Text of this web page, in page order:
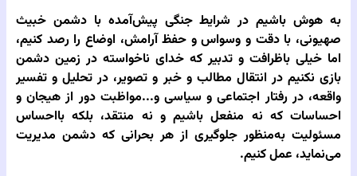
به هوش باشیم در شرایط جنگی پیش‌آمده با دشمن خبیث
صهیونی، با دقت و وسواس و حفظ آرامش، اوضاع را رصد کنیم،
اما خیلی باظرافت و تدبیر که خدای ناخواسته در زمین دشمن
بازی نکنیم در انتقال مطالب و خبر و تصویر، در تحلیل و تفسیر
واقعه، در رفتار اجتماعی و سیاسی و...مواظبت دور از هیجان و
احساسات که نه منفعل باشیم و نه منتقد، بلکه بااحساس
مسئولیت به‌منظور جلوگیری از هر بحرانی که دشمن مدیریت
می‌نماید، عمل کنیم.